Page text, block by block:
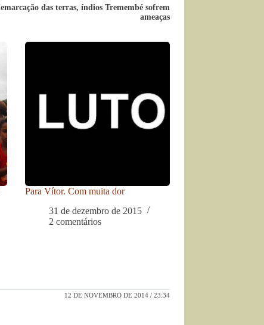
das terras, índios Tremembé sofrem
ameaças
Para Vítor. Com muita dor
31 de dezembro de 2015
2 comentários
12 DE NOVEMBRO DE 2014 / 23:34